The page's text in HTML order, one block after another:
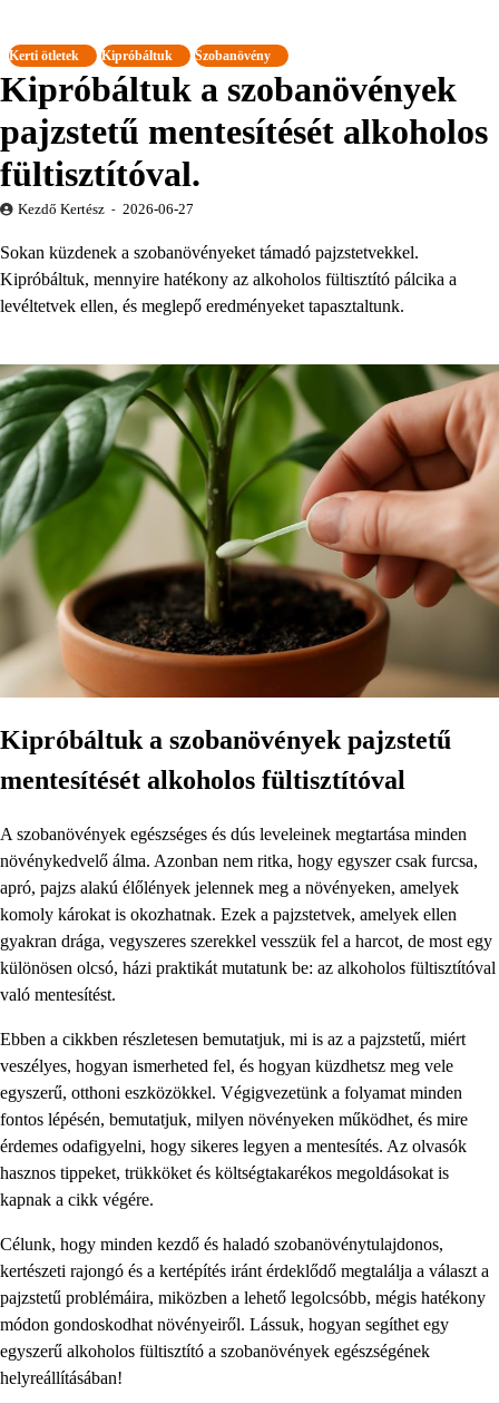
Kerti ötletek Kipróbáltuk Szobanövény
Kipróbáltuk a szobanövények
pajzstetű mentesítését alkoholos
fültisztítóval.
Kezdő Kertész 2026-06-27
Sokan küzdenek a szobanövényeket támadó pajzstetvekkel.
Kipróbáltuk, mennyire hatékony az alkoholos fültisztító pálcika a
levéltetvek ellen, és meglepő eredményeket tapasztaltunk.
Kipróbáltuk a szobanövények pajzstetű
mentesítését alkoholos fültisztítóval
A szobanövények egészséges és dús leveleinek megtartása minden
növénykedvelő álma. Azonban nem ritka, hogy egyszer csak furcsa,
apró, pajzs alakú élőlények jelennek meg a növényeken, amelyek
komoly károkat is okozhatnak. Ezek a pajzstetvek, amelyek ellen
gyakran drága, vegyszeres szerekkel vesszük fel a harcot, de most egy
különösen olcsó, házi praktikát mutatunk be: az alkoholos fültisztítóval
való mentesítést.
Ebben a cikkben részletesen bemutatjuk, mi is az a pajzstetű, miért
veszélyes, hogyan ismerheted fel, és hogyan küzdhetsz meg vele
egyszerű, otthoni eszközökkel. Végigvezetünk a folyamat minden
fontos lépésén, bemutatjuk, milyen növényeken működhet, és mire
érdemes odafigyelni, hogy sikeres legyen a mentesítés. Az olvasók
hasznos tippeket, trükköket és költségtakarékos megoldásokat is
kapnak a cikk végére.
Célunk, hogy minden kezdő és haladó szobanövénytulajdonos,
kertészeti rajongó és a kertépítés iránt érdeklődő megtalálja a választ a
pajzstetű problémáira, miközben a lehető legolcsóbb, mégis hatékony
módon gondoskodhat növényeiről. Lássuk, hogyan segíthet egy
egyszerű alkoholos fültisztító a szobanövények egészségének
helyreállításában!